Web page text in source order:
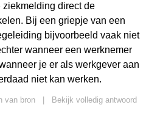
direct de
Bij een griepje van een
bijvoorbeeld vaak niet
wanneer een werknemer
je er als werkgever aan
niet kan werken.
van bron
Bekijk volledig antwoord